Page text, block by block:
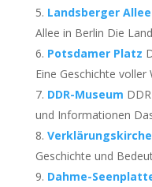
Landsberger Allee
Allee in Berlin Die
Potsdamer Platz
Eine Geschichte voller
DDR-Museum
und Informationen
Verklärungskirche
Geschichte und
Dahme-